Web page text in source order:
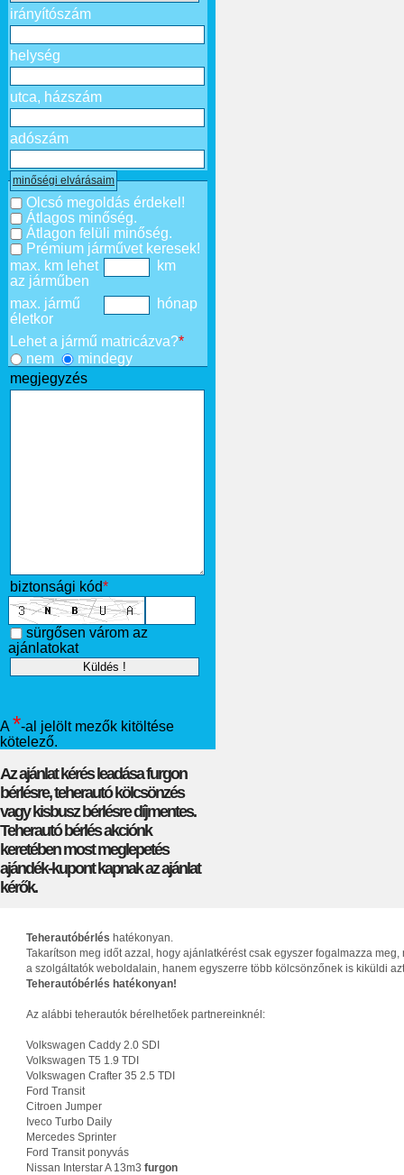
irányítószám
helység
utca, házszám
adószám
minőségi elvárásaim
Olcsó megoldás érdekel!
Átlagos minőség.
Átlagon felüli minőség.
Prémium járművet keresek!
max. km lehet
az járműben
km
max. jármű
életkor
hónap
Lehet a jármű matricázva?*
nem
mindegy
megjegyzés
biztonsági kód*
sürgősen várom az
ajánlatokat
A *-al jelölt mezők kitöltése
kötelező.
Az ajánlat kérés leadása furgon
bérlésre, teherautó kölcsönzés
vagy kisbusz bérlésre díjmentes.
Teherautó bérlés akciónk
keretében most meglepetés
ajándék-kupont kapnak az ajánlat
kérők.
Teherautóbérlés hatékonyan.
Takarítson meg időt azzal, hogy ajánlatkérést csak egyszer fogalmazza
a szolgáltatók weboldalain, hanem egyszerre több kölcsönzőnek is kiküldi
Teherautóbérlés hatékonyan!
Az alábbi teherautók bérelhetőek partnereinknél:
Volkswagen Caddy 2.0 SDI
Volkswagen T5 1.9 TDI
Volkswagen Crafter 35 2.5 TDI
Ford Transit
Citroen Jumper
Iveco Turbo Daily
Mercedes Sprinter
Ford Transit ponyvás
Nissan Interstar A 13m3 furgon